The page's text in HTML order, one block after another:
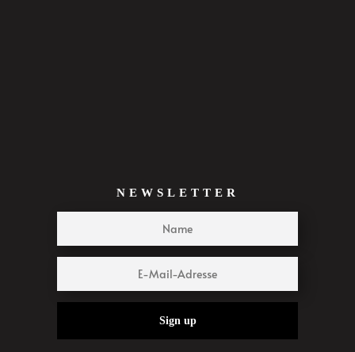
NEWSLETTER
Sign up